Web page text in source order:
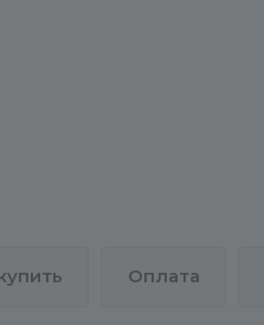
Оплата